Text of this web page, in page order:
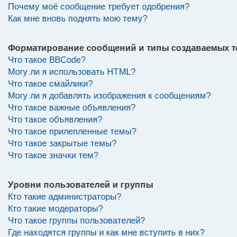
Почему моё сообщение требует одобрения?
Как мне вновь поднять мою тему?
Форматирование сообщений и типы создаваемых
Что такое BBCode?
Могу ли я использовать HTML?
Что такое смайлики?
Могу ли я добавлять изображения к сообщениям?
Что такое важные объявления?
Что такое объявления?
Что такое прилепленные темы?
Что такое закрытые темы?
Что такое значки тем?
Уровни пользователей и группы
Кто такие администраторы?
Кто такие модераторы?
Что такое группы пользователей?
Где находятся группы и как мне вступить в них?